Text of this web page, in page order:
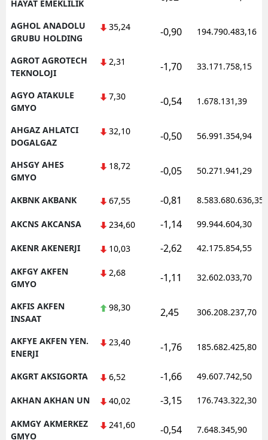
HAYAT EMEKLILIK
AGHOL ANADOLU
GRUBU HOLDING
35,24 -0,90 194.790.483,16
AGROT AGROTECH
TEKNOLOJI
2,31 -1,70 33.171.758,15
AGYO ATAKULE
GMYO
7,30 -0,54 1.678.131,39
AHGAZ AHLATCI
DOGALGAZ
32,10 -0,50 56.991.354,94
AHSGY AHES
GMYO
18,72 -0,05 50.271.941,29
AKBNK AKBANK 67,55 -0,81 8.583.680.636,35
AKCNS AKCANSA 234,60 -1,14 99.944.604,30
AKENR AKENERJI 10,03 -2,62 42.175.854,55
AKFGY AKFEN
GMYO
2,68 -1,11 32.602.033,70
AKFIS AKFEN
INSAAT
98,30 2,45 306.208.237,70
AKFYE AKFEN YEN.
ENERJI
23,40 -1,76 185.682.425,80
AKGRT AKSIGORTA 6,52 -1,66 49.607.742,50
AKHAN AKHAN UN 40,02 -3,15 176.743.322,30
AKMGY AKMERKEZ
GMYO
241,60 -0,54 7.648.345,90